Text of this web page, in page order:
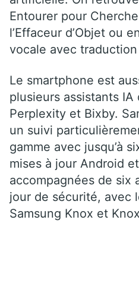
Entourer pour
l’Effaceur d’Objet ou
vocale avec
Le smartphone est
plusieurs assistants IA
Perplexity et Bixby.
un suivi
gamme avec jusqu’à
mises à jour Android
accompagnées de six
jour de sécurité, avec
Samsung Knox et